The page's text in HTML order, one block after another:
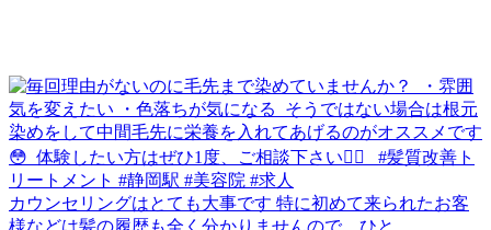
カウンセリングはとても大事です 特に初めて来られたお客
様などは髪の履歴も全く分かりませんので、ひと